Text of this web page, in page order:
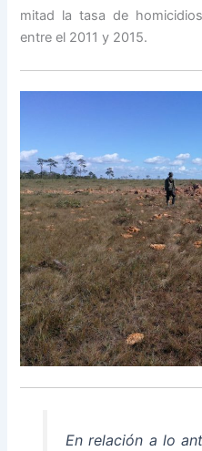
mitad la tasa de
entre el 2011 y 2015.
En relación a lo